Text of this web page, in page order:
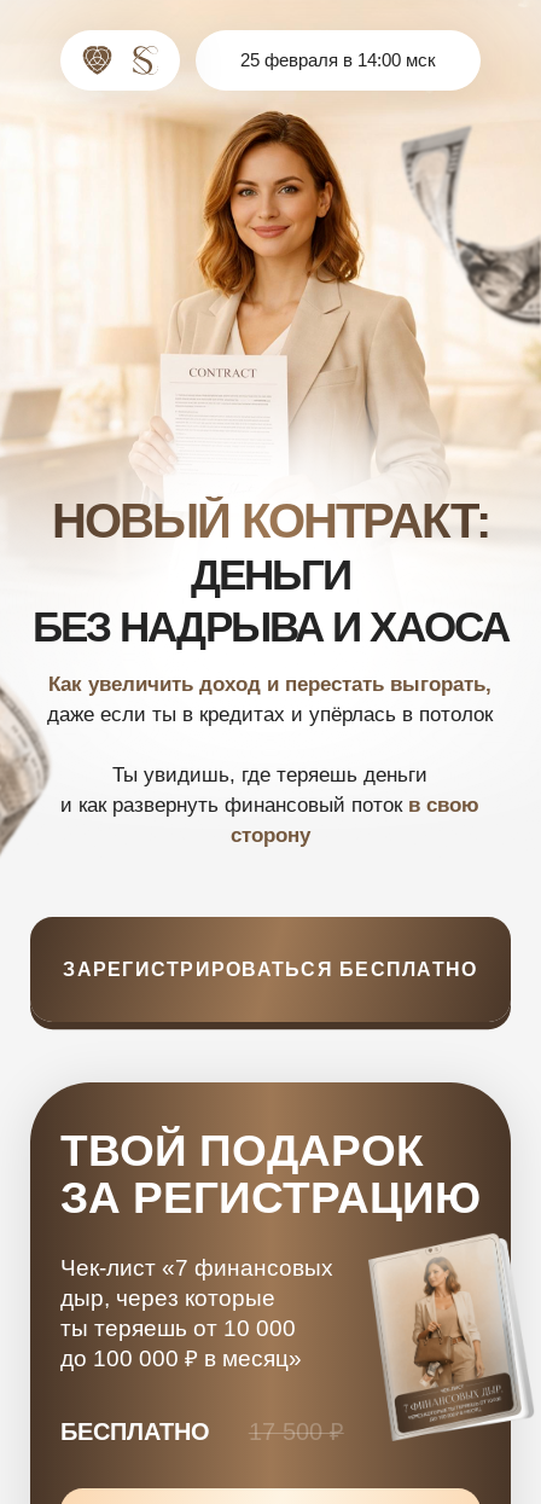
НОВЫЙ КОНТРАКТ:
ДЕНЬГИ
БЕЗ НАДРЫВА И ХАОСА
даже если ты в кредитах и упёрлась в потолок
Ты увидишь, где теряешь деньги
и как развернуть финансовый поток в свою
ЗАРЕГИСТРИРОВАТЬСЯ БЕСПЛАТНО
Даже если сейчас кажется,
что отношения не спасти
25 февраля в 14:00 мск
Чек-лист «7 финансовых
до 100 000 ₽ в месяц»
БЕСПЛАТНО— 17 500 ₽
ТВОЙ ПОДАРОК
ЗА РЕГИСТРАЦИЮ
ВЕБИНАР
ДЛЯ ТЕБЯ, ЕСЛИ